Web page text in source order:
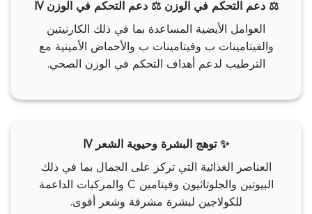
⚖️ دعم التحكم في الوزن ⚖️ دعم التحكم في الوزن IV
العوامل الأيضية المساعدة بما في ذلك الكارنيتين
والفيتامينات ب وفيتامينات ب والأحماض الأمينية مع
الترطيب لدعم أهداف التحكم في الوزن الصحي.
✨ توهج البشرة وحيوية الشعر IV
العناصر الغذائية التي تركز على الجمال بما في ذلك
البيوتين والجلوتاثيون وفيتامين C والمركبات الداعمة
للكولاجين لبشرة مشرقة وشعر أقوى.